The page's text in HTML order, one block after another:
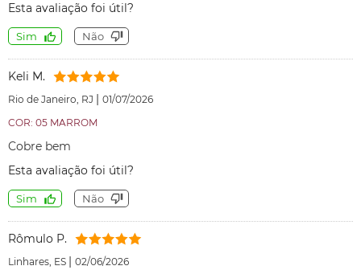
Esta avaliação foi útil?
Sim Não
Keli M.
Rio de Janeiro, RJ | 01/07/2026
COR: 05 MARROM
Cobre bem
Esta avaliação foi útil?
Sim Não
Rômulo P.
Linhares, ES | 02/06/2026